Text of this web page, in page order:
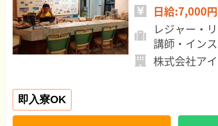
日給:7,000
レジャー・
講師・イン
株式会社ア
即入寮OK